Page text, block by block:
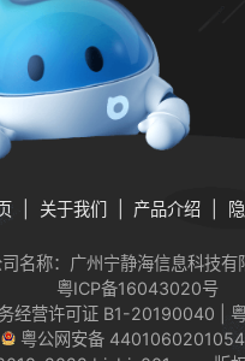
关于我们 产品介绍
司名称：广州宁静海信息科技有
粤ICP备16043020号
经营许可证 B1-20190040 |
粤公网安备